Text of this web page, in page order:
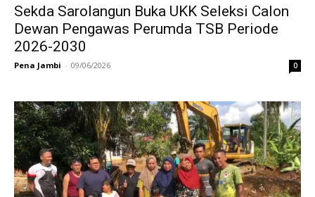
Sekda Sarolangun Buka UKK Seleksi Calon
Dewan Pengawas Perumda TSB Periode
2026-2030
Pena Jambi - 09/06/2026 0